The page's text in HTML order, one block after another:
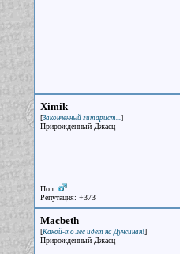
Ximik
[Законченный гитарист...]
Прирожденный Джаец
Пол:
Репутация: +373
Macbeth
[Какой-то лес идет на Дунсинан!]
Прирожденный Джаец